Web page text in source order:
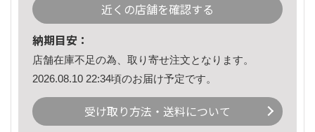
近くの店舗を確認する
納期目安：
店舗在庫不足の為、取り寄せ注文となります。
2026.08.10 22:34頃のお届け予定です。
受け取り方法・送料について